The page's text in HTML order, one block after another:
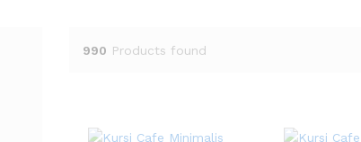
990 Products found